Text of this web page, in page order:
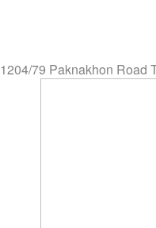
1204/79 Paknakhon Road